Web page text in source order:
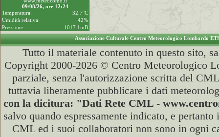
09/08/26, ore 12:24
Temperatura:
32.7°C
Umidità relativa:
42%
Pressione:
1017.1mB
Associazione Culturale Centro Meteorologico Lombardo
Tutto il materiale contenuto in questo sito,
Copyright 2000-2026 © Centro Meteorologico
parziale, senza l'autorizzazione scritta del
tuttavia liberamente pubblicare i dati
con la dicitura: "Dati Rete CML -
salvo quando espressamente indicato, e
CML ed i suoi collaboratori non sono in ogni